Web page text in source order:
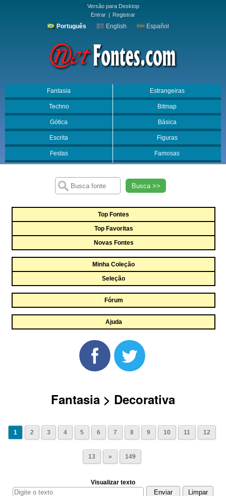
Versão para Desktop
Entrar | Registrar
Português English Español
Fantasia Estrangeiras
Techno Bitmap
Gótica Básica
Escrita Figuras
Festas Famosas
Busca >>
Top Fontes
Top Favoritas
Novas Fontes
Minha Coleção
Seleção
Fórum
Ajuda
Fantasia > Decorativa
1 2 3 4 5 6 7 8 9 10 11 12
13 » 149
Visualizar texto